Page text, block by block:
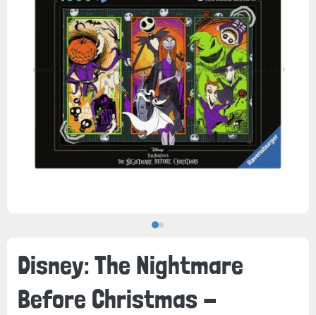
Disney: The Nightmare
Before Christmas -